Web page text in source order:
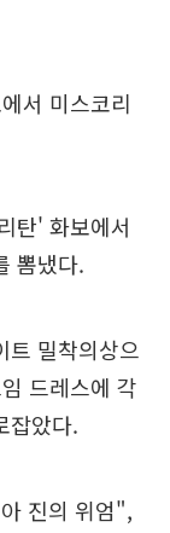
서 미스코리
탄' 화보에서
뽐냈다.
트 밀착의상으
드레스에 각
잡았다.
진의 위엄",